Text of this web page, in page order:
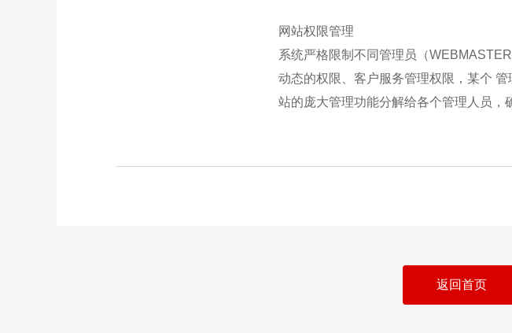
网站权限管理
系统严格限制不同管理员（
动态的权限、客户服务管理权限，某个
站的庞大管理功能分解给各个管理人员，
返回首页